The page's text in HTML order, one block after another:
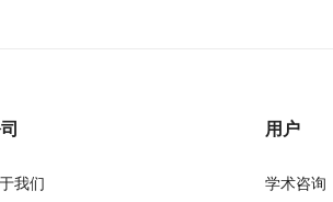
我们
用户
学术咨询